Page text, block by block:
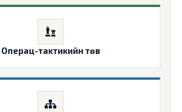
Операц-тактикийн төв